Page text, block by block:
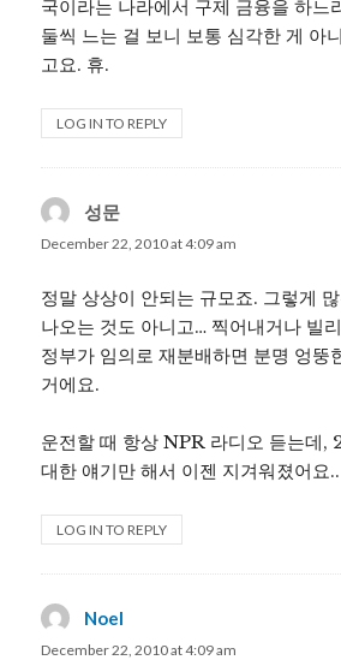
국이라는 나라에서 구제 금융을 하느
둘씩 느는 걸 보니 보통 심각한 게 아
고요. 휴.
LOG IN TO REPLY
성문
December 22, 2010 at 4:09 am
정말 상상이 안되는 규모죠. 그렇게
나오는 것도 아니고… 찍어내거나 빌
정부가 임의로 재분배하면 분명 엉뚱
거에요.
운전할 때 항상 NPR 라디오 듣는데,
대한 얘기만 해서 이젠 지겨워졌어요..
LOG IN TO REPLY
Noel
December 22, 2010 at 4:09 am